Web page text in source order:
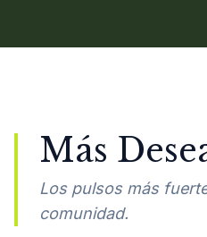
Más
Los pulsos más
comunidad.